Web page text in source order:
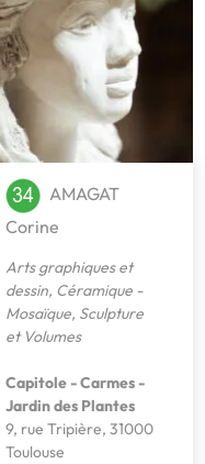
AMAGAT
Corine
Arts graphiques et
dessin, Céramique -
Mosaïque, Sculpture
et Volumes
Capitole - Carmes -
Jardin des Plantes
9, rue Tripière, 31000
Toulouse